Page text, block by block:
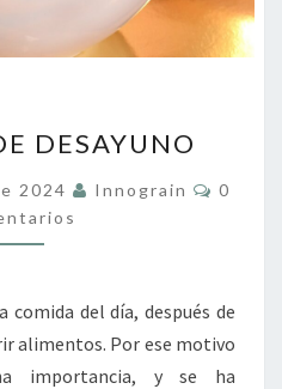
DE
DESAYUNO
DESAYUNO
2024 Innograin
0
comida del día, después de
alimentos. Por ese motivo
importancia, y se ha